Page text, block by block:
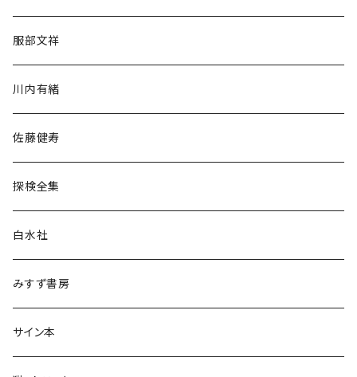
民族・風習
言語・ことば
服部文祥
川内有緒
佐藤健寿
探検全集
白水社
みすず書房
サイン本